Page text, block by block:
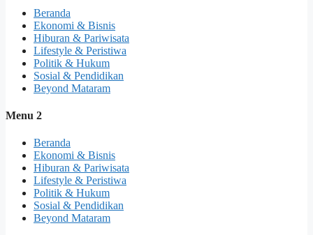
Beranda
Ekonomi & Bisnis
Hiburan & Pariwisata
Lifestyle & Peristiwa
Politik & Hukum
Sosial & Pendidikan
Beyond Mataram
Menu 2
Beranda
Ekonomi & Bisnis
Hiburan & Pariwisata
Lifestyle & Peristiwa
Politik & Hukum
Sosial & Pendidikan
Beyond Mataram